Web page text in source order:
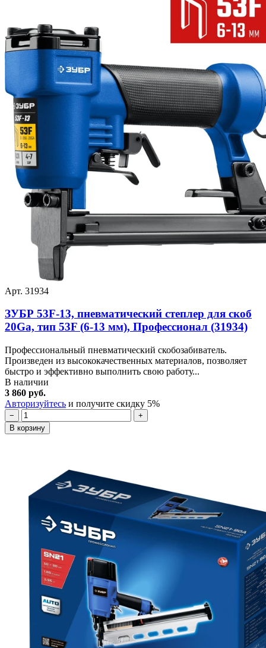
Арт. 31934
ЗУБР 53F-13, пневматический степлер для скоб
20Ga, тип 53F (6-13 мм), Профессионал (31934)
Профессиональный пневматический скобозабиватель.
Произведен из высококачественных материалов, позволяет
быстро и эффективно выполнить свою работу...
В наличии
3 860 руб.
Авторизуйтесь и получите скидку 5%
−
+
В корзину